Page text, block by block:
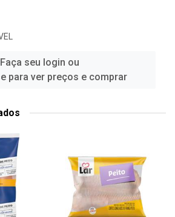
Faça seu login ou
para ver preços e comprar